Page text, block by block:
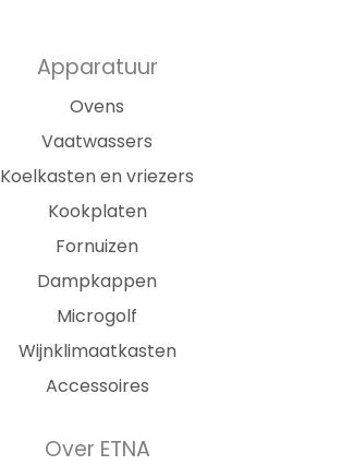
Apparatuur
Ovens
Vaatwassers
Koelkasten en vriezers
Kookplaten
Fornuizen
Dampkappen
Microgolf
Wijnklimaatkasten
Accessoires
Over ETNA